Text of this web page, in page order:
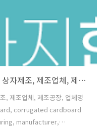
전국, 골판지, 골판지제조, 상자, 상자제조, 제조업체, 제조공장, 업체명단,
, 제조업체, 제조공장, 업체명
corrugated cardboard
manufacturer,